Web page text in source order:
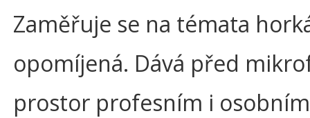
Zaměřuje se na témata
opomíjená. Dává před
prostor profesním i osobním